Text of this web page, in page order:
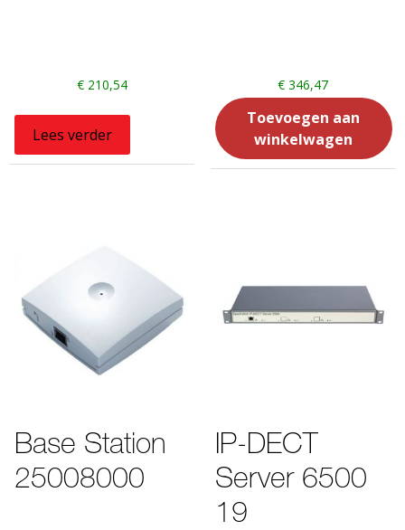
€ 210,54
Lees verder
€346,47
Toevoegen aan
winkelwagen
Base Station
25008000
IP-DECT
Server 6500
19